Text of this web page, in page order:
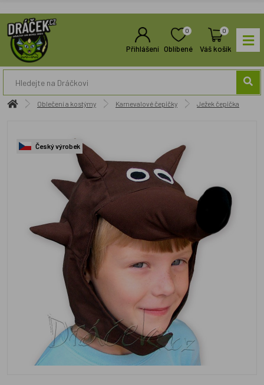
Přihlášení
0
Oblíbené
0
Váš košík
Oblečení a kostýmy Karnevalové čepičky Ježek čepička
Český výrobek